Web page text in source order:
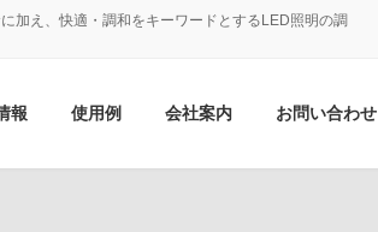
加え、快適・調和をキーワードとするLED照明の調
報 使用例 会社案内 お問い合わせ